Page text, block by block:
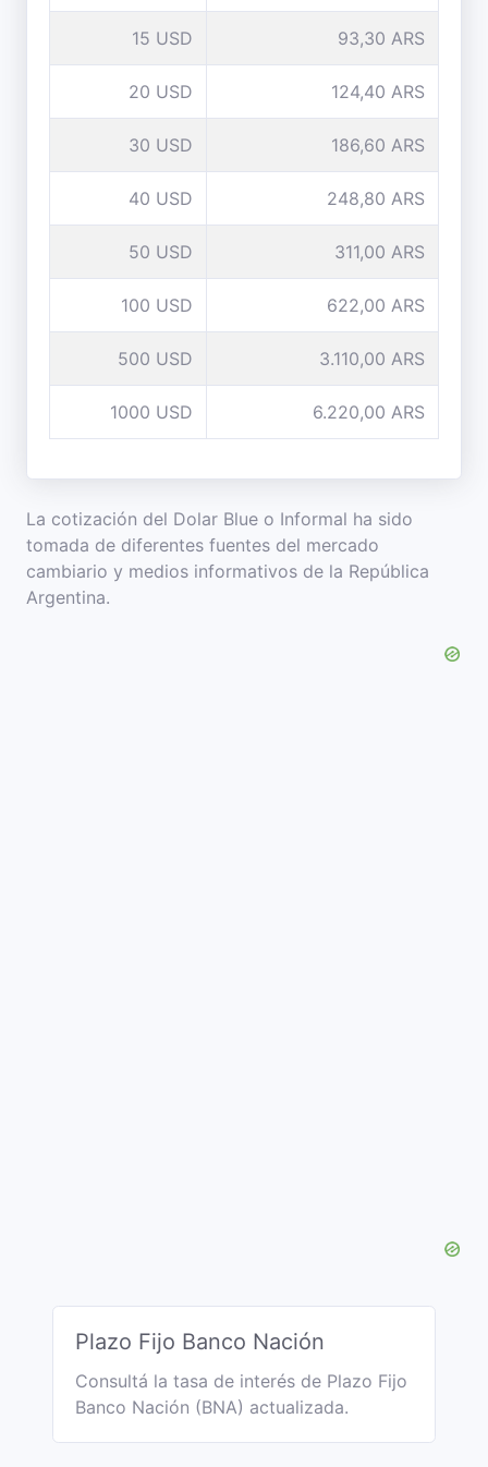
15 USD 93,30 ARS
20 USD 124,40 ARS
30 USD 186,60 ARS
40 USD 248,80 ARS
50 USD 311,00 ARS
100 USD 622,00 ARS
500 USD 3.110,00 ARS
1000 USD 6.220,00 ARS
La cotización del Dolar Blue o Informal ha sido
tomada de diferentes fuentes del mercado
cambiario y medios informativos de la República
Argentina.
Plazo Fijo Banco Nación
Consultá la tasa de interés de Plazo Fijo
Banco Nación (BNA) actualizada.